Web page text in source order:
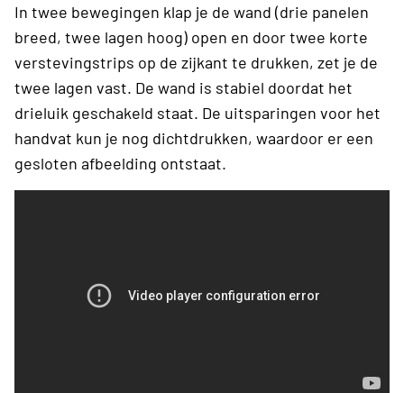
In twee bewegingen klap je de wand (drie panelen
breed, twee lagen hoog) open en door twee korte
verstevingstrips op de zijkant te drukken, zet je de
twee lagen vast. De wand is stabiel doordat het
drieluik geschakeld staat. De uitsparingen voor het
handvat kun je nog dichtdrukken, waardoor er een
gesloten afbeelding ontstaat.